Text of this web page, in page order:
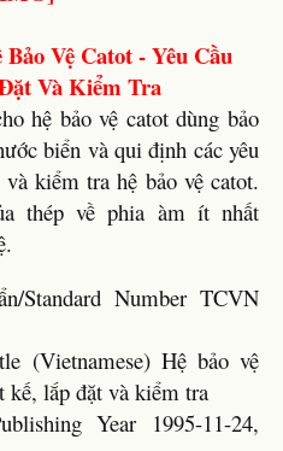
Vệ Catot - Yêu Cầu
Và Kiểm Tra
hệ bảo vệ catot dùng bảo
biển và qui định các yêu
kiểm tra hệ bảo vệ catot.
thép về phia àm ít nhất
Standard Number TCVN
(Vietnamese) Hệ bảo vệ
kế, lắp đặt và kiểm tra
Year 1995-11-24,